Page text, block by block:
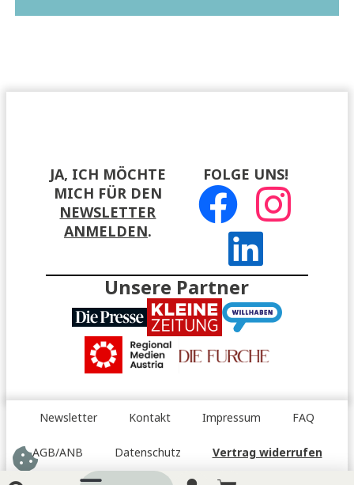
JA, ICH MÖCHTE
MICH FÜR DEN
NEWSLETTER
ANMELDEN.
FOLGE UNS!
Unsere Partner
Newsletter Kontakt Impressum FAQ
AGB/ANB Datenschutz Vertrag widerrufen